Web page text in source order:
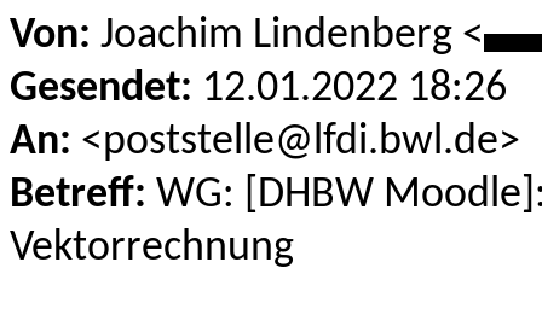
Von: Joachim Lindenberg <
Gesendet: 12.01.2022 18:26
An: <poststelle@lfdi.bwl.de>
Betreff: WG: [DHBW
Vektorrechnung